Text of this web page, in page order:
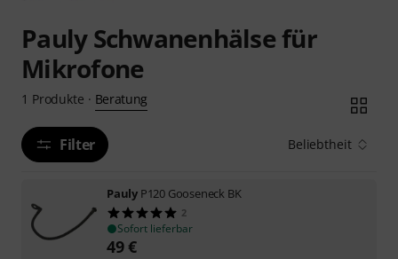
Pauly Schwanenhälse für
Mikrofone
1 Produkte · Beratung
Filter Beliebtheit
Pauly P120 Gooseneck BK
2
Sofort lieferbar
49€